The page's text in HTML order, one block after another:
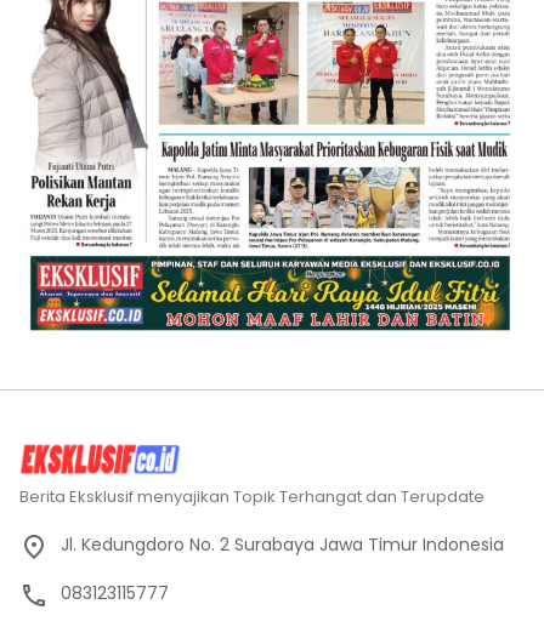
Berita Eksklusif menyajikan Topik Terhangat dan Terupdate
Jl. Kedungdoro No. 2 Surabaya Jawa Timur Indonesia
083123115777